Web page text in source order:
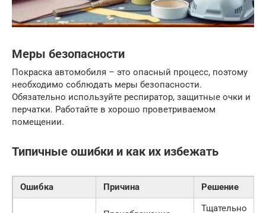
Меры безопасности
Покраска автомобиля – это опасный процесс, поэтому
необходимо соблюдать меры безопасности.
Обязательно используйте респиратор, защитные очки и
перчатки. Работайте в хорошо проветриваемом
помещении.
Типичные ошибки и как их избежать
Ошибка Причина Решение
Тщательно